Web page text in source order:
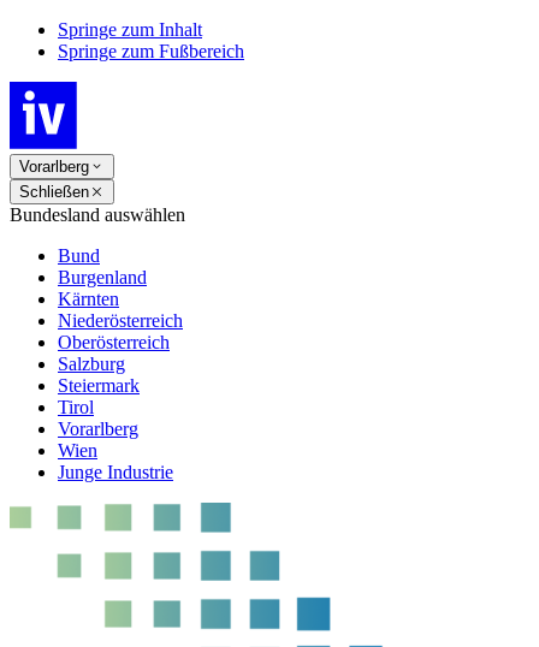
Springe zum Inhalt
Springe zum Fußbereich
Vorarlberg
Schließen
Bundesland auswählen
Bund
Burgenland
Kärnten
Niederösterreich
Oberösterreich
Salzburg
Steiermark
Tirol
Vorarlberg
Wien
Junge Industrie